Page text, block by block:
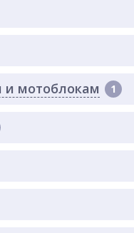
и мотоблокам 1